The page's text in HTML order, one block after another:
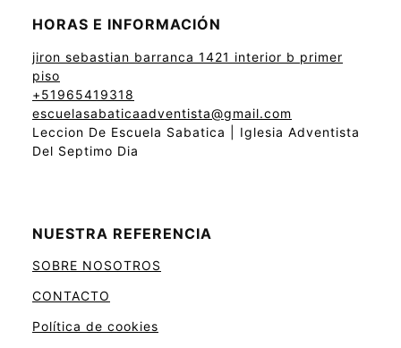
HORAS E INFORMACIÓN
jiron sebastian barranca 1421 interior b primer
piso
+51965419318
escuelasabaticaadventista@gmail.com
Leccion De Escuela Sabatica | Iglesia Adventista
Del Septimo Dia
NUESTRA REFERENCIA
SOBRE NOSOTROS
CONTACTO
Política de cookies